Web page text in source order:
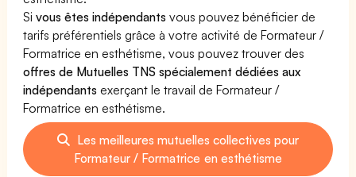
Sivous êtes indépendants vous pouvez bénéficier de
tarifs préférentiels grâce à votre activité de Formateur /
Formatrice en esthétisme, vous pouvez trouver des
offres de Mutuelles TNS spécialement dédiées aux
indépendants exerçant le travail de Formateur /
Formatrice en esthétisme.
Les meilleures mutuelles collectives pour
Formateur / Formatrice en esthétisme